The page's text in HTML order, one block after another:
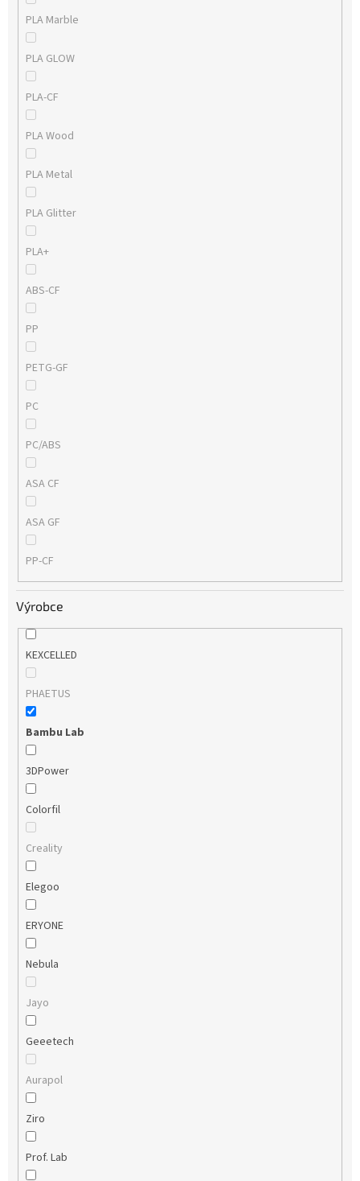
PLA Marble
PLA GLOW
PLA-CF
PLA Wood
PLA Metal
PLA Glitter
PLA+
ABS-CF
PP
PETG-GF
PC
PC/ABS
ASA CF
ASA GF
PP-CF
Výrobce
KEXCELLED
PHAETUS
Bambu Lab
3DPower
Colorfil
Creality
Elegoo
ERYONE
Nebula
Jayo
Geeetech
Aurapol
Ziro
Prof. Lab